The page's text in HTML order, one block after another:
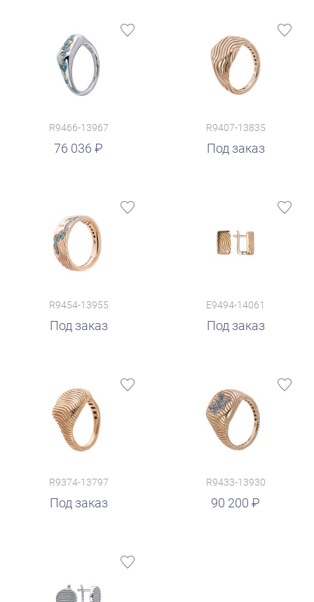
R9466-13967
76 036
R9407-13835
Под заказ
R9454-13955
Под заказ
E9494-14061
Под заказ
R9374-13797
Под заказ
R9433-13930
90 200
руб.